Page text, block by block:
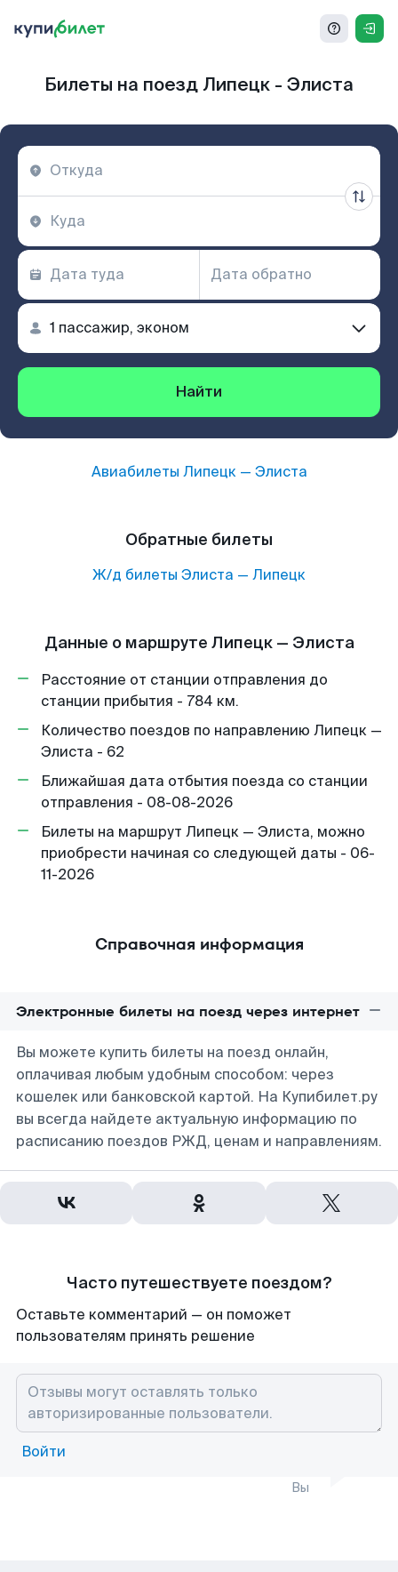
Билеты на поезд Липецк - Элиста
Найти
Авиабилеты Липецк— Элиста
Обратные билеты
Ж/д билеты Элиста — Липецк
Данные о маршруте Липецк — Элиста
Расстояние от станции отправления до
станции прибытия - 784 км.
Количество поездов по направлению Липецк —
Элиста - 62
Ближайшая дата отбытия поезда со станции
отправления - 08-08-2026
Билеты на маршрут Липецк — Элиста, можно
приобрести начиная со следующей даты - 06-
11-2026
Справочная информация
Электронные билеты на поезд через интернет
Вы можете купить билеты на поезд онлайн,
оплачивая любым удобным способом: через
кошелек или банковской картой. На Купибилет.ру
вы всегда найдете актуальную информацию по
расписанию поездов РЖД, ценам и направлениям.
Часто путешествуете поездом?
Оставьте комментарий — он поможет
пользователям принять решение
Войти
Вы